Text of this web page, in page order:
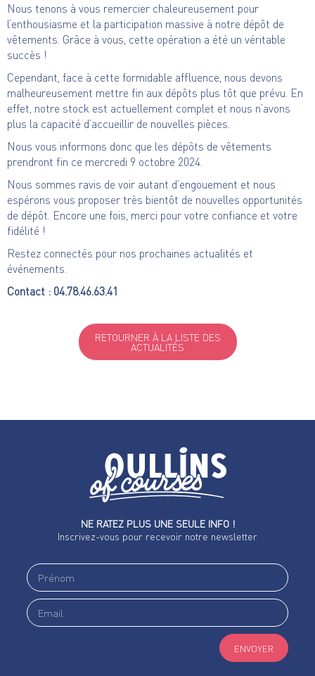
Nous tenons à vous remercier chaleureusement pour
l’enthousiasme et la participation massive à notre dépôt de
vêtements. Grâce à vous, cette opération a été un véritable
succès !
Cependant, face à cette formidable affluence, nous devons
malheureusement mettre fin aux dépôts plus tôt que prévu. En
effet, notre stock est actuellement complet et nous n’avons
plus la capacité d’accueillir de nouvelles pièces.
Nous vous informons donc que les dépôts de vêtements
prendront fin ce mercredi 9 octobre 2024.
Nous sommes ravis de voir autant d’engouement et nous
espérons vous proposer très bientôt de nouvelles opportunités
de dépôt. Encore une fois, merci pour votre confiance et votre
fidélité !
Restez connectés pour nos prochaines actualités et
événements.
Contact : 04.78.46.63.41
RETOURNER À LA LISTE DES
ACTUALITÉS
NE RATEZ PLUS UNE SEULE INFO !
Inscrivez-vous pour recevoir notre newsletter
ENVOYER